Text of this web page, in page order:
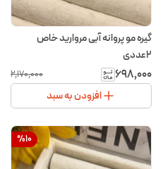
گیره مو پروانه آبی مروارید خاص
2عددی
۶۹۸٬۰۰۰ ۲٬۱۷۰٬۰۰۰
افزودن به سبد
%10